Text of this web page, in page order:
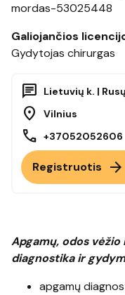
mordas-53025448
Galiojančios
Gydytojas chirurgas
chat Lietuvių k. |
location_on Vilnius
call +37052052606
Registruotis arrow_forward
Apgamų, odos
diagnostika ir
apgamų